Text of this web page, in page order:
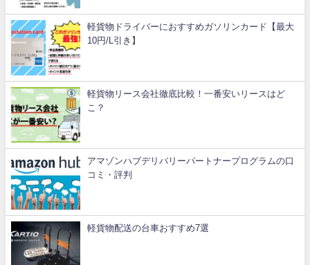
軽貨物ドライバーにおすすめガソリンカード【最大
10円/L引き】
軽貨物リース会社徹底比較！一番安いリースはど
こ？
アマゾンハブデリバリーパートナープログラムの口
コミ・評判
軽貨物配送の台車おすすめ7選